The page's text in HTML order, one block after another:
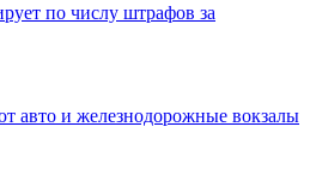
по числу штрафов за
авто и железнодорожные вокзалы